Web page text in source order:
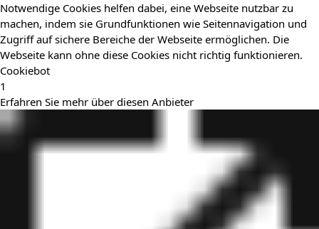
Notwendige Cookies helfen dabei, eine Webseite nutzbar zu
machen, indem sie Grundfunktionen wie Seitennavigation und
Zugriff auf sichere Bereiche der Webseite ermöglichen. Die
Webseite kann ohne diese Cookies nicht richtig funktionieren.
Cookiebot
1
Erfahren Sie mehr über diesen Anbieter